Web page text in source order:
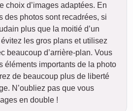
choix d’images adaptées. En
des photos sont recadrées, si
plus que la moitié d’un
les gros plans et utilisez
beaucoup d’arrière-plan. Vous
éléments importants de la photo
de beaucoup plus de liberté
N’oubliez pas que vous
en double !